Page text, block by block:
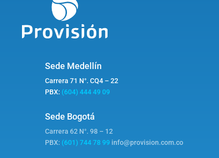
Sede Medellín
Carrera 71 N°. CQ4 – 22
PBX: (604) 444 49 09
Sede Bogotá
Carrera 62 N°. 98 – 12
PBX: (601) 744 78 99 info@provision.com.co